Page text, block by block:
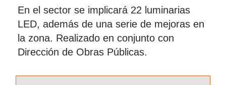
En el sector se implicará 22 luminarias
LED, además de una serie de mejoras en
la zona. Realizado en conjunto con
Dirección de Obras Públicas.